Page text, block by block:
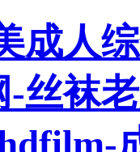
成人
-丝袜